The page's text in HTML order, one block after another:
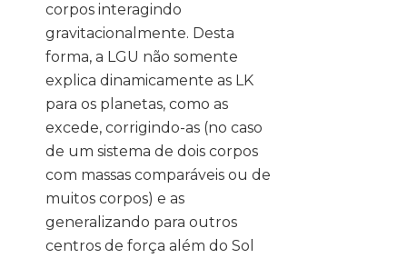
corpos interagindo
gravitacionalmente. Desta
forma, a LGU não somente
explica dinamicamente as LK
para os planetas, como as
excede, corrigindo-as (no caso
de um sistema de dois corpos
com massas comparáveis ou de
muitos corpos) e as
generalizando para outros
centros de força além do Sol